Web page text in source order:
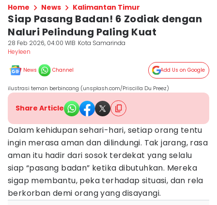
Home News Kalimantan Timur
Siap Pasang Badan! 6 Zodiak dengan
Naluri Pelindung Paling Kuat
28 Feb 2026, 04:00 WIB Kota Samarinda
Heyleen
News Channel Add Us on Google
ilustrasi teman berbincang (unsplash.com/Priscilla Du Preez)
Share Article
Dalam kehidupan sehari-hari, setiap orang tentu
ingin merasa aman dan dilindungi. Tak jarang, rasa
aman itu hadir dari sosok terdekat yang selalu
siap “pasang badan” ketika dibutuhkan. Mereka
sigap membantu, peka terhadap situasi, dan rela
berkorban demi orang yang disayangi.